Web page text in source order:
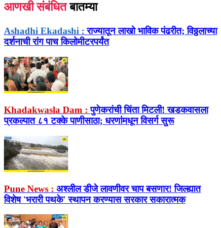
आणखी संबंधित बातम्या
Ashadhi Ekadashi : राज्यातून लाखो भाविक पंढरीत; विठ्ठलाच्या
दर्शनाची रांग पाच किलोमीटरपर्यंत
Khadakwasla Dam : पुणेकरांची चिंता मिटली! खडकवासला
प्रकल्पात ८१ टक्के पाणीसाठा; धरणांमधून विसर्ग सुरू
Pune News : अश्लील डीजे लावणीवर चाप बसणार! जिल्ह्यात
विशेष 'भरारी पथके' स्थापन करण्यास सरकार सकारात्मक